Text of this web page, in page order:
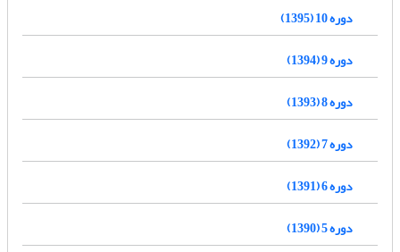
دوره 10 (1395)
دوره 9 (1394)
دوره 8 (1393)
دوره 7 (1392)
دوره 6 (1391)
دوره 5 (1390)